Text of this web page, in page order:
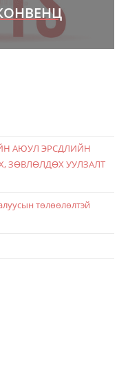
АЮУЛ ЭРСДЛИЙН
ЗӨВЛӨЛДӨХ УУЛЗАЛТ
төлөөлөлтэй